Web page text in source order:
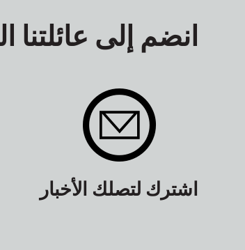
انضم إلى عائلتنا
اشترك لتصلك الأخبار